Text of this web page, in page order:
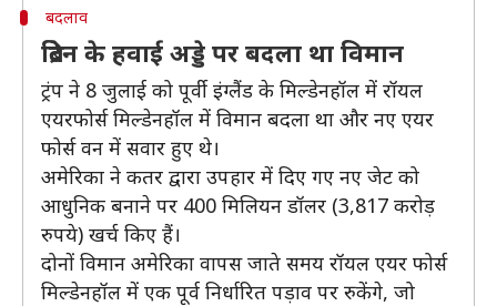
बदलाव
ब्रिटेन के हवाई अड्डे पर बदला था विमान
ट्रंप ने 8 जुलाई को पूर्वी इंग्लैंड के मिल्डेनहॉल में रॉयल
एयरफोर्स मिल्डेनहॉल में विमान बदला था और नए एयर
फोर्स वन में सवार हुए थे।
अमेरिका ने कतर द्वारा उपहार में दिए गए नए जेट को
आधुनिक बनाने पर 400 मिलियन डॉलर (3,817 करोड़
रुपये) खर्च किए हैं।
दोनों विमान अमेरिका वापस जाते समय रॉयल एयर फोर्स
मिल्डेनहॉल में एक पूर्व निर्धारित पड़ाव पर रुकेंगे, जो